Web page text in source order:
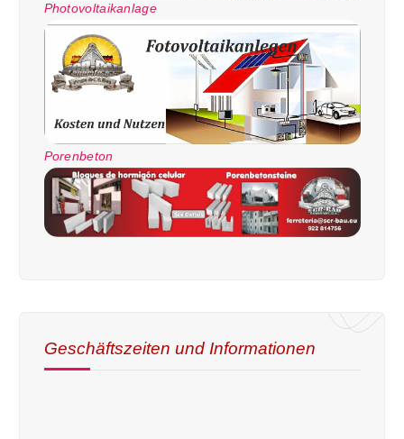
Photovoltaikanlage
Porenbeton
Geschäftszeiten und Informationen